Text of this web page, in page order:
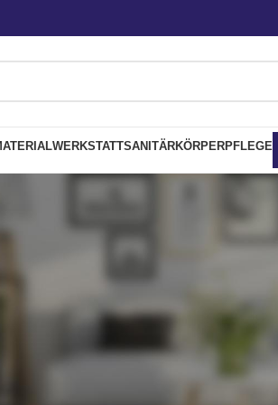
WERKSTATTSANITÄRKÖRPERPFLEGE